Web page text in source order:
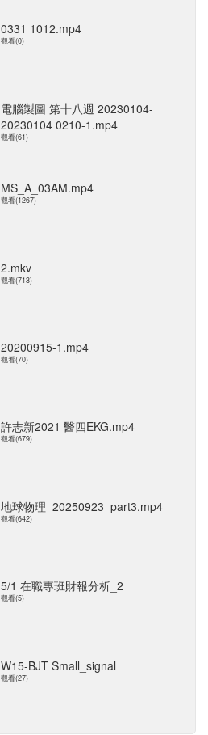
0331 1012.mp4
觀看(0)
電腦製圖 第十八週 20230104-
20230104 0210-1.mp4
觀看(61)
MS_A_03AM.mp4
觀看(1267)
2.mkv
觀看(713)
20200915-1.mp4
觀看(70)
許志新2021 醫四EKG.mp4
觀看(679)
地球物理_20250923_part3.mp4
觀看(642)
5/1 在職專班財報分析_2
觀看(5)
W15-BJT Small_signal
觀看(27)